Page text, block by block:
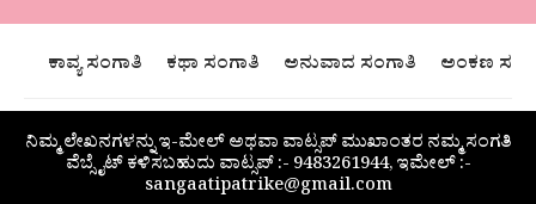
ಕಾವ್ಯ ಸಂಗಾತಿ ಕಥಾ ಸಂಗಾತಿ ಅನುವಾದ ಸಂಗಾತಿ ಅಂಕಣ
ನಿಮ್ಮ ಲೇಖನಗಳನ್ನು ಇ-ಮೇಲ್ ಅಥವಾ ವಾಟ್ಸಪ್ ಮುಖಾಂತರ ನಮ್ಮ ಸಂಗತಿ
ವೆಬ್ಸೈಟ್ ಕಳಿಸಬಹುದು ವಾಟ್ಸಪ್‌ :- 9483261944, ಇಮೇಲ್ :-
sangaatipatrike@gmail.com